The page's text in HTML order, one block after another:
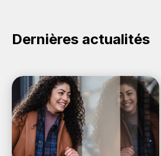
Dernières actualités